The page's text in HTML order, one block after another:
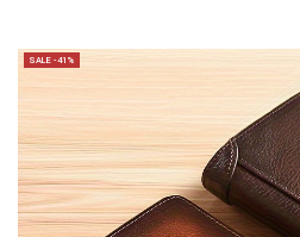
SALE -41%